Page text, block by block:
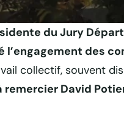
des prix départementaux
du Jury
l’engagement des
collectif, souvent
remercier David